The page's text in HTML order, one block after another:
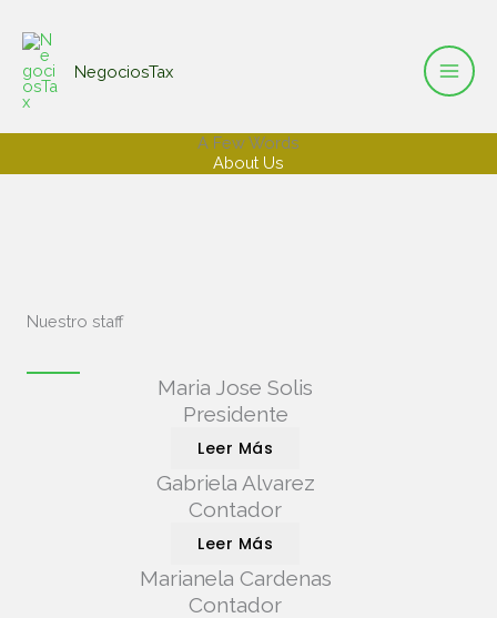
contenido NegociosTax
A Few Words
About Us
Nuestro staff
Maria Jose Solis
Presidente
Leer Más
Gabriela Alvarez
Contador
Leer Más
Marianela Cardenas
Contador